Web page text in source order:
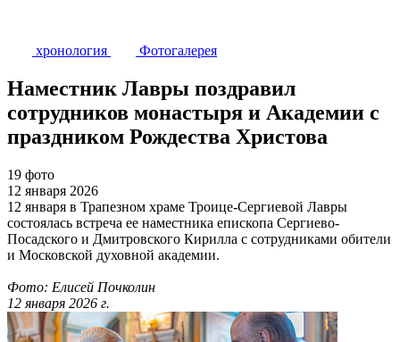
хронология Фотогалерея
Наместник Лавры поздравил
сотрудников монастыря и Академии с
праздником Рождества Христова
19 фото
12 января 2026
12 января в Трапезном храме Троице-Сергиевой Лавры
состоялась встреча ее наместника епископа Сергиево-
Посадского и Дмитровского Кирилла с сотрудниками обители
и Московской духовной академии.
Фото: Елисей Почколин
12 января 2026 г.